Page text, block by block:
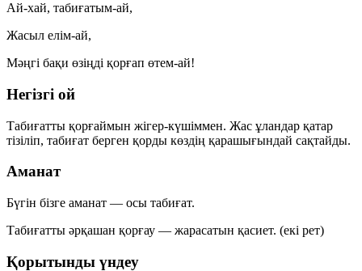
Ай-хай, табиғатым-ай,
Жасыл елім-ай,
Мәңгі бақи өзіңді қорғап өтем-ай!
Негізгі ой
Табиғатты қорғаймын жігер-күшіммен. Жас ұландар қатар
тізіліп, табиғат берген қорды көздің қарашығындай сақтайды.
Аманат
Бүгін бізге аманат — осы табиғат.
Табиғатты әрқашан қорғау — жарасатын қасиет. (екі рет)
Қорытынды үндеу